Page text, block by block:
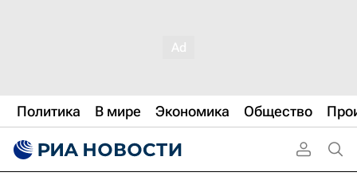
Политика В мире Экономика Общество